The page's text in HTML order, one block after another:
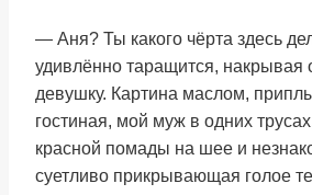
— Аня? Ты какого чёрта здесь
удивлённо таращится,
девушку. Картина маслом,
гостиная, мой муж в одних
красной помады на шее и
суетливо прикрывающая голое